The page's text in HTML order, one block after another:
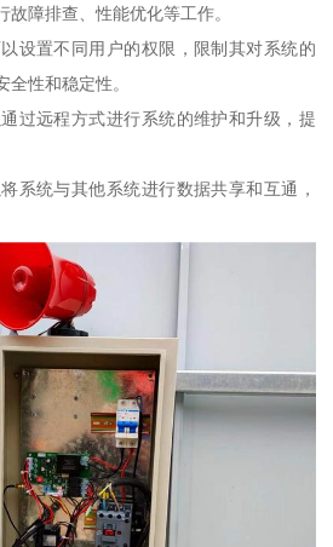
障排查、性能优化等工作。
设置不同用户的权限，限制其对系统的
性和稳定性。
过远程方式进行系统的维护和升级，提
系统与其他系统进行数据共享和互通，